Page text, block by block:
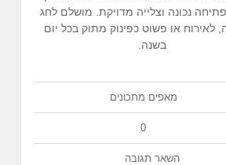
נכונה וצלייה מדויקת. מושלם לחג
לאירוח או פשוט כפינוק מתוק בכל יום
בשנה.
מאפים מתכונים
0
השאר תגובה